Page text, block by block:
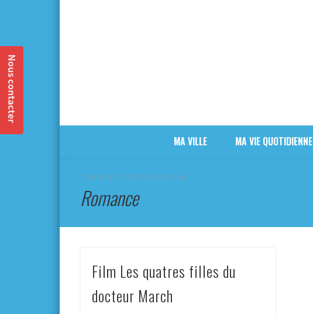
MA VILLE MA VIE QUOTIDIENNE
CURRENTLY BROWSING TAG
Romance
Film Les quatres filles du
docteur March